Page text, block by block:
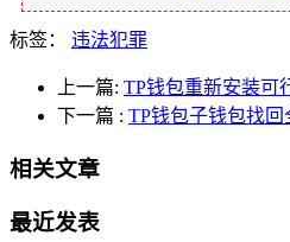
标签： 违法犯罪
上一篇: TP钱包重新安装可
下一篇 : TP钱包子钱包找回
相关文章
最近发表